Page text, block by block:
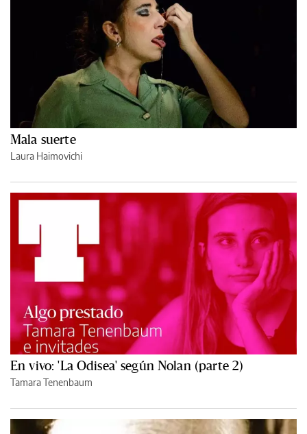
Mala suerte
Laura Haimovichi
En vivo: 'La Odisea' según Nolan (parte 2)
Tamara Tenenbaum